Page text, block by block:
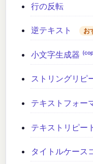
行の反転
逆テキスト お
小文字生成器
ストリングリピ
テキストフォー
テキストリピー
タイトルケース